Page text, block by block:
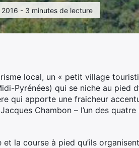
- 3 minutes de lecture
local, un « petit village
Pyrénées) qui se niche au pied
qui apporte une fraicheur
Chambon – l’un des
et la course à pied qu’ils